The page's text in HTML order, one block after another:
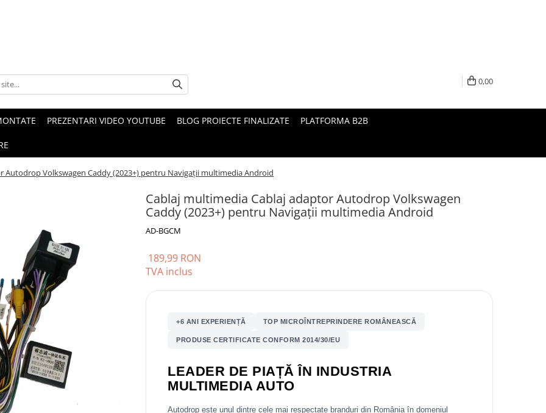
0,00
PREZENTARI VIDEO YOUTUBE BLOG PROIECTE FINALIZATE PLATFORMA B2B
Autodrop Volkswagen Caddy (2023+) pentru Navigații multimedia Android
Cablaj multimedia Cablaj adaptor Autodrop Volkswagen
Caddy (2023+) pentru Navigații multimedia Android
AD-BGCM
189,99 RON
TVA inclus
+6 ANI EXPERIENȚĂ TOP MICROÎNTREPRINDERE ROMÂNEASCĂ
PRODUSE CERTIFICATE CONFORM 2014/30/EU
LEADER DE PIAȚĂ ÎN INDUSTRIA
MULTIMEDIA AUTO
Autodrop este unul dintre cele mai respectate branduri din România în domeniul